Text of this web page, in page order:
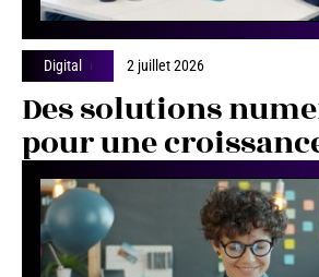
Digital 2 juillet 2026
Des solutions
pour une